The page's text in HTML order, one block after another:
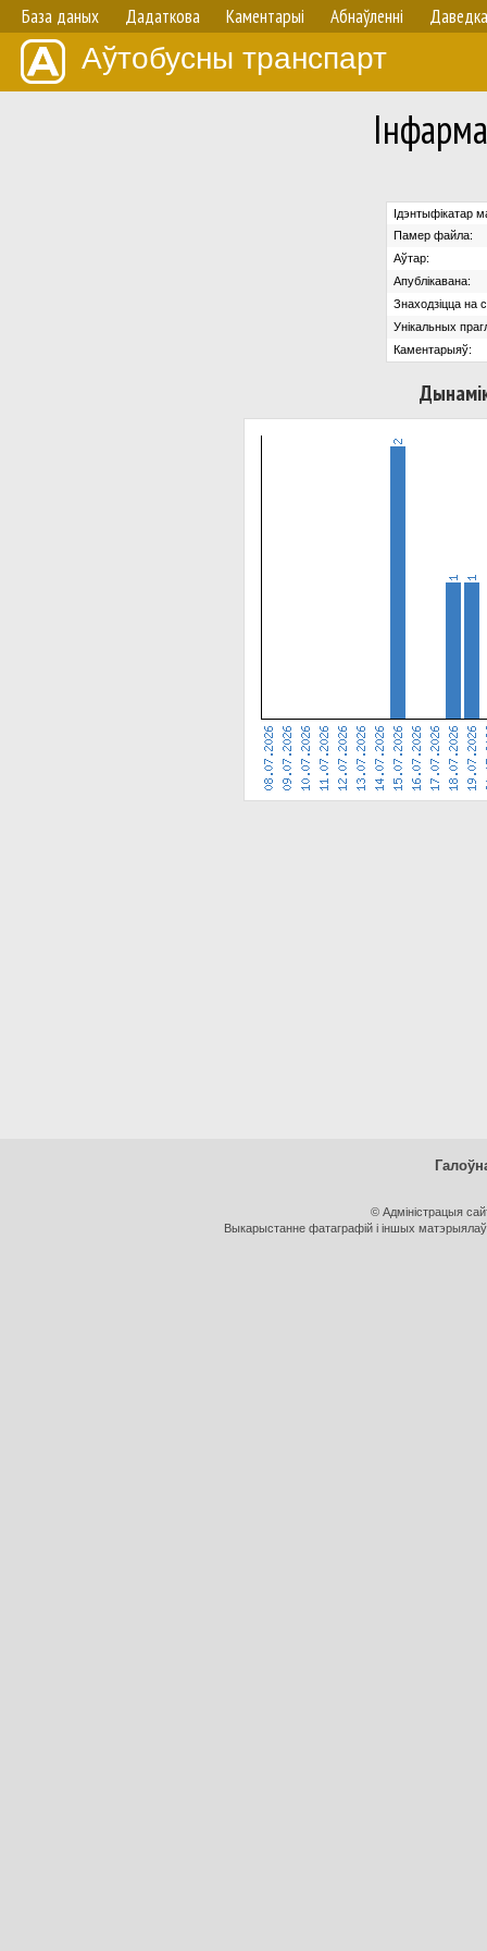
База даных Дадаткова Каментарыі Абнаўленнi Даведка
Аўтобусны транспарт
Ідэнтыфікатар
Памер файла:
Аўтар:
Апублікавана:
Знаходзіцца на
Унікальных
Каментарыяў:
© Адміністрацыя
Выкарыстанне фатаграфій і іншых